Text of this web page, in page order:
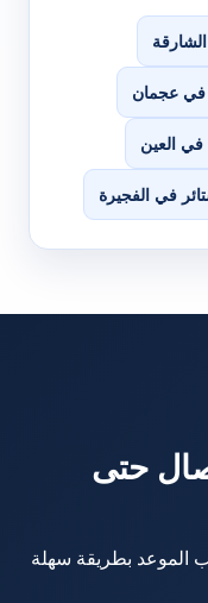
عجمان
العين
في الفجيرة
حتى
الموعد بطريقة سهلة